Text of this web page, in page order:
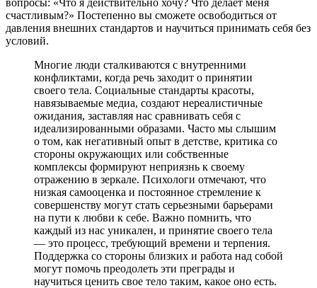
счастливым?» Постепенно вы сможете освободиться от
давления внешних стандартов и научиться принимать себя без
условий.
Многие люди сталкиваются с внутренними
конфликтами, когда речь заходит о принятии
своего тела. Социальные стандарты красоты,
навязываемые медиа, создают нереалистичные
ожидания, заставляя нас сравнивать себя с
идеализированными образами. Часто мы слышим
о том, как негативный опыт в детстве, критика со
стороны окружающих или собственные
комплексы формируют неприязнь к своему
отражению в зеркале. Психологи отмечают, что
низкая самооценка и постоянное стремление к
совершенству могут стать серьезными барьерами
на пути к любви к себе. Важно помнить, что
каждый из нас уникален, и принятие своего тела
— это процесс, требующий времени и терпения.
Поддержка со стороны близких и работа над собой
могут помочь преодолеть эти преграды и
научиться ценить свое тело таким, какое оно есть.